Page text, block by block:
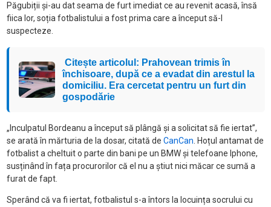
Păgubiții și-au dat seama de furt imediat ce au revenit acasă, însă
fiica lor, soția fotbalistului a fost prima care a început să-l
suspecteze.
Citește articolul: Prahovean trimis în
închisoare, după ce a evadat din arestul la
domiciliu. Era cercetat pentru un furt din
gospodărie
„Inculpatul Bordeanu a început să plângă și a solicitat să fie iertat”,
se arată în mărturia de la dosar, citată de CanCan. Hoțul antamat de
fotbalist a cheltuit o parte din bani pe un BMW și telefoane Iphone,
susținând în fața procurorilor că el nu a știut nici măcar ce sumă a
furat de fapt.
Sperând că va fi iertat, fotbalistul s-a întors la locuința socrului cu